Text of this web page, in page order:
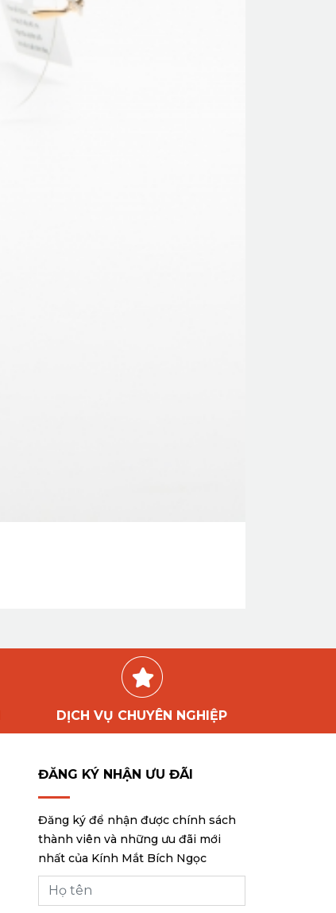
DỊCH VỤ CHUYÊN NGHIỆP
ĐĂNG KÝ NHẬN ƯU ĐÃI
Đăng ký để nhận được chính sách
thành viên và những ưu đãi mới
nhất của Kính Mắt Bích Ngọc